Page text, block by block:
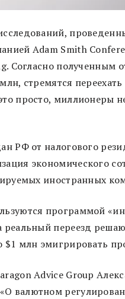
Adam Smith
Согласно полученным
стремятся
просто, миллионеры
РФ от налогового
экономического
иностранных
программой
переезд
$1 млн эмигрировать
Advice Group
валютном